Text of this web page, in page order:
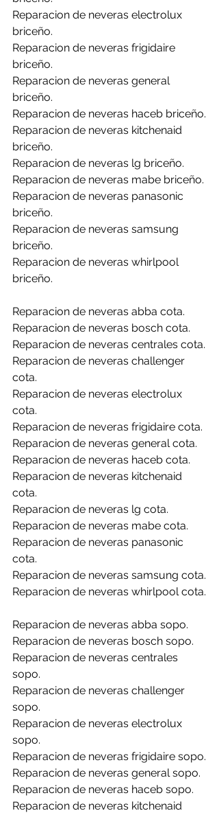
Reparacion de neveras electrolux
briceño.
Reparacion de neveras frigidaire
briceño.
Reparacion de neveras general
briceño.
Reparacion de neveras haceb briceño.
Reparacion de neveras kitchenaid
briceño.
Reparacion de neveras lg briceño.
Reparacion de neveras mabe briceño.
Reparacion de neveras panasonic
briceño.
Reparacion de neveras samsung
briceño.
Reparacion de neveras whirlpool
briceño.
Reparacion de neveras abba cota.
Reparacion de neveras bosch cota.
Reparacion de neveras centrales cota.
Reparacion de neveras challenger
cota.
Reparacion de neveras electrolux
cota.
Reparacion de neveras frigidaire cota.
Reparacion de neveras general cota.
Reparacion de neveras haceb cota.
Reparacion de neveras kitchenaid
cota.
Reparacion de neveras lg cota.
Reparacion de neveras mabe cota.
Reparacion de neveras panasonic
cota.
Reparacion de neveras samsung cota.
Reparacion de neveras whirlpool cota.
Reparacion de neveras abba sopo.
Reparacion de neveras bosch sopo.
Reparacion de neveras centrales
sopo.
Reparacion de neveras challenger
sopo.
Reparacion de neveras electrolux
sopo.
Reparacion de neveras frigidaire sopo.
Reparacion de neveras general sopo.
Reparacion de neveras haceb sopo.
Reparacion de neveras kitchenaid